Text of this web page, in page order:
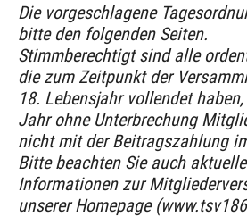
Die vorgeschlagene
bitte den folgenden Seiten.
Stimmberechtigt sind alle
die zum Zeitpunkt der
18. Lebensjahr vollendet
Jahr ohne Unterbrechung
nicht mit der Beitragszahlung
Bitte beachten Sie auch
Informationen zur
unserer Homepage